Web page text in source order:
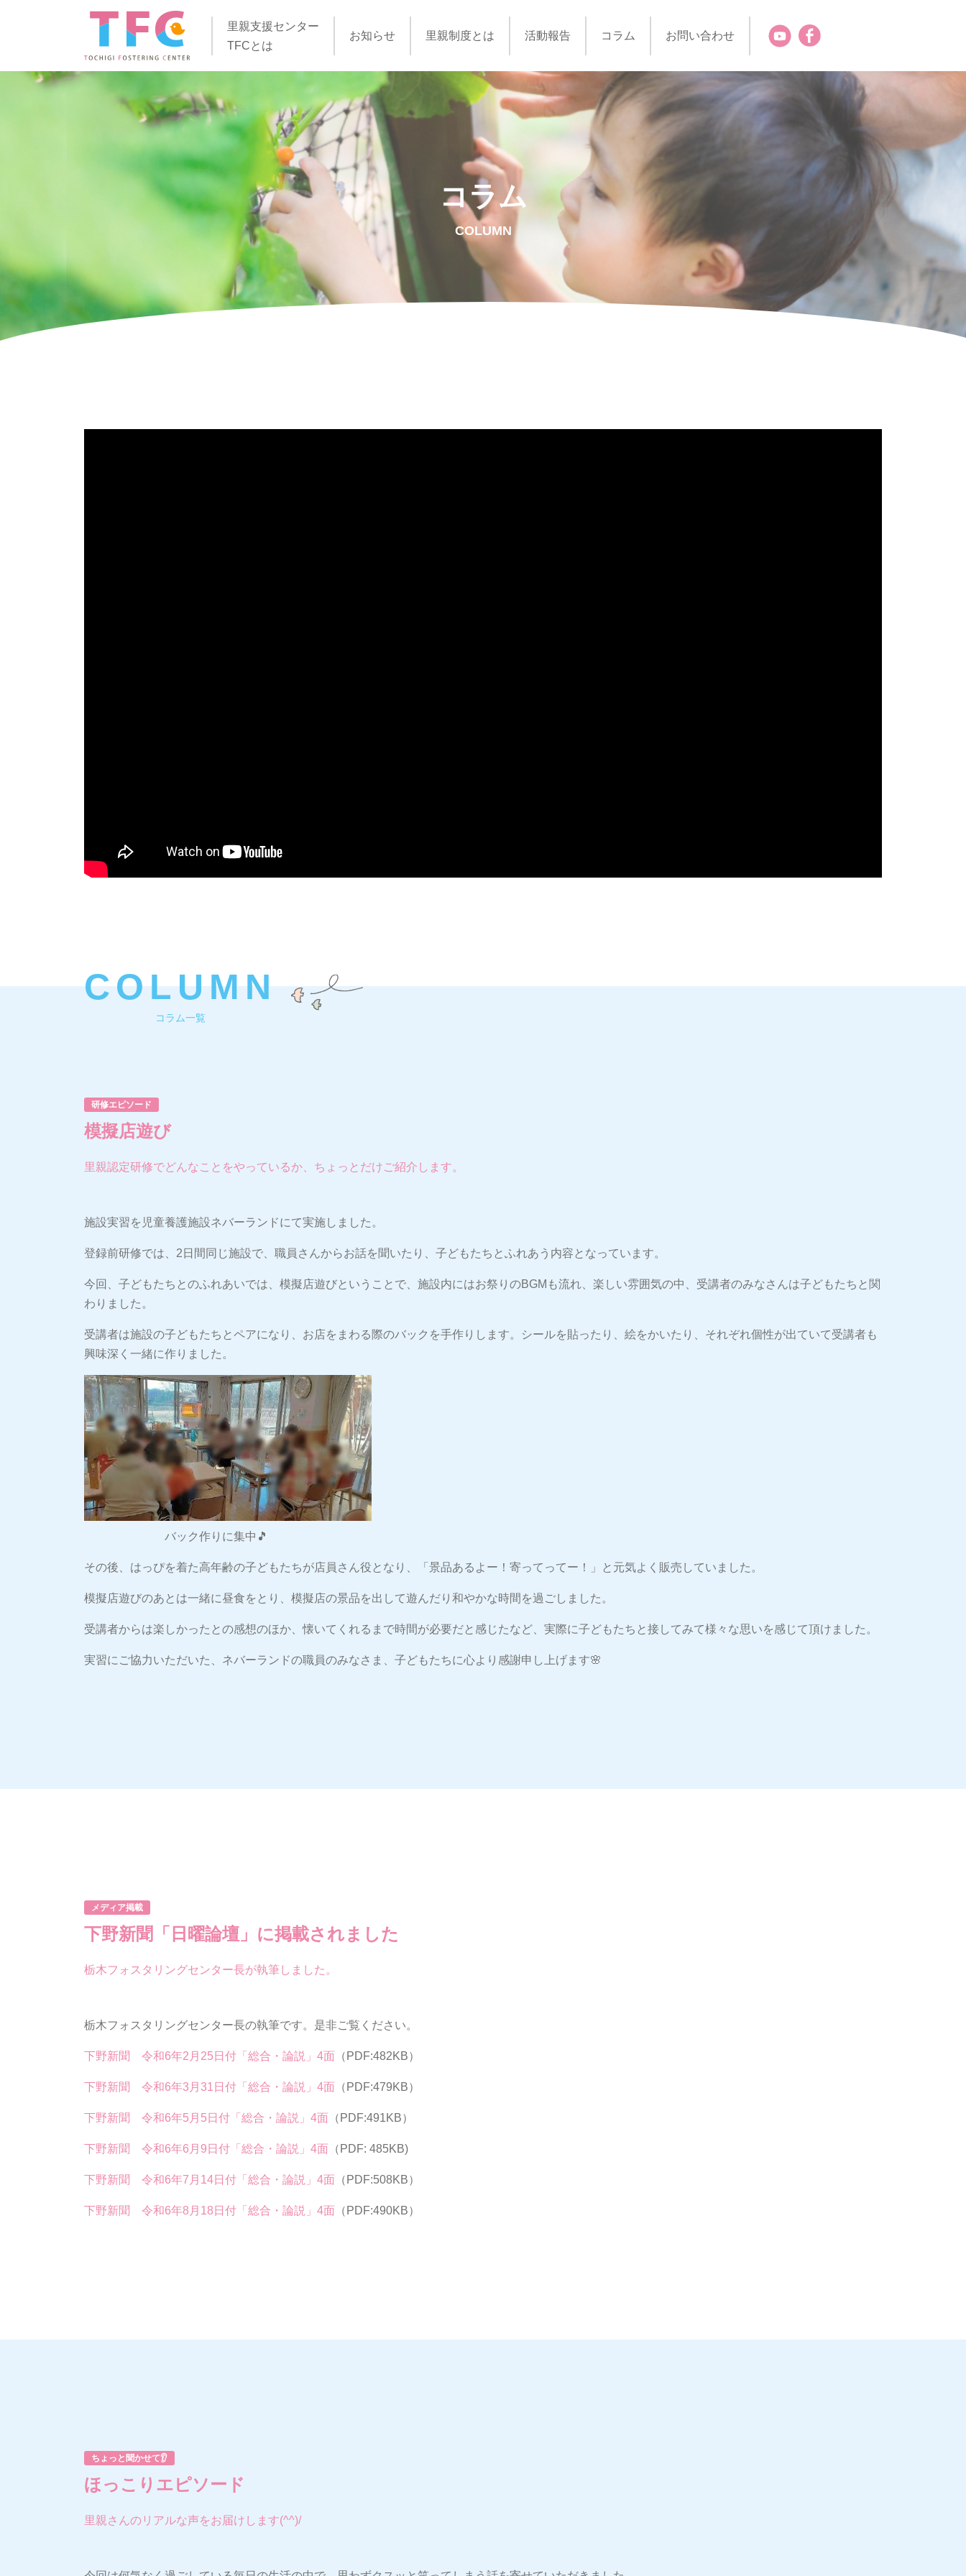
里親支援センター
TFCとは
お知らせ 里親制度とは 活動報告 コラム お問い合わせ
コラム
COLUMN
COLUMN
コラム一覧
研修エピソード
模擬店遊び
里親認定研修でどんなことをやっているか、ちょっとだけご紹介します。
施設実習を児童養護施設ネバーランドにて実施しました。
登録前研修では、2日間同じ施設で、職員さんからお話を聞いたり、子どもたちとふれあう内容となっています。
今回、子どもたちとのふれあいでは、模擬店遊びということで、施設内にはお祭りのBGMも流れ、楽しい雰囲気の中、受講者のみなさんは子どもたちと関
わりました。
受講者は施設の子どもたちとペアになり、お店をまわる際のバックを手作りします。シールを貼ったり、絵をかいたり、それぞれ個性が出ていて受講者も
興味深く一緒に作りました。
バック作りに集中🎵
その後、はっぴを着た高年齢の子どもたちが店員さん役となり、「景品あるよー！寄ってってー！」と元気よく販売していました。
模擬店遊びのあとは一緒に昼食をとり、模擬店の景品を出して遊んだり和やかな時間を過ごしました。
受講者からは楽しかったとの感想のほか、懐いてくれるまで時間が必要だと感じたなど、実際に子どもたちと接してみて様々な思いを感じて頂けました。
実習にご協力いただいた、ネバーランドの職員のみなさま、子どもたちに心より感謝申し上げます🌸
メディア掲載
下野新聞「日曜論壇」に掲載されました
栃木フォスタリングセンター長が執筆しました。
栃木フォスタリングセンター長の執筆です。是非ご覧ください。
下野新聞 令和6年2月25日付「総合・論説」4面 （PDF:482KB）
下野新聞 令和6年3月31日付「総合・論説」4面 （PDF:479KB）
下野新聞 令和6年5月5日付「総合・論説」4面 （PDF:491KB）
下野新聞 令和6年6月9日付「総合・論説」4面 （PDF: 485KB)
下野新聞 令和6年7月14日付「総合・論説」4面 （PDF:508KB）
下野新聞 令和6年8月18日付「総合・論説」4面 （PDF:490KB）
ちょっと聞かせて👂
ほっこりエピソード
里親さんのリアルな声をお届けします(^^)/